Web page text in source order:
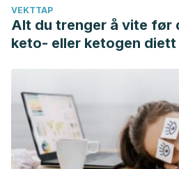
VEKTTAP
Alt du trenger å vite før
keto- eller ketogen diett